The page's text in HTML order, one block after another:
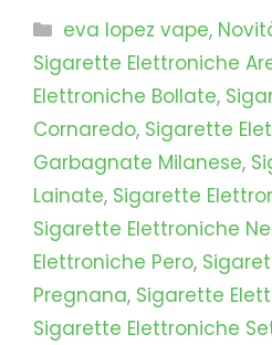
Categorie
eva lopez vape,
Sigarette Elettroniche
Elettroniche Bollate,
Cornaredo, Sigarette
Garbagnate Milanese,
Lainate, Sigarette
Sigarette Elettroniche
Elettroniche Pero,
Pregnana, Sigarette
Sigarette Elettroniche